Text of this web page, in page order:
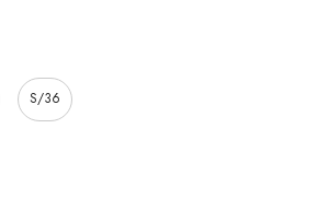
S/36